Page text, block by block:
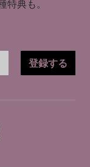
典も。
登録する